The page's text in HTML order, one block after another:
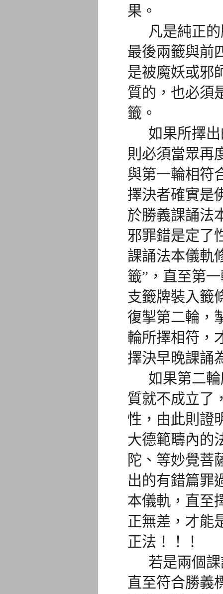
果。
凡是純正的
最後兩籤與前
是被魔妖或邪
質的， 也必須
籤。
如果所擇出
則必須當眾再
與第一輪相符
擇決者確實是
於勝義課誦法
邪罪錯是定了
課誦法本儀軌
籤”， 直至第
支籤牌裝入籤
復掣第二輪，
輪所擇相符，
擇決早晚課誦
如果第二輪
質就不成立了
性，由此則證
大德範疇內的
陀、等妙覺菩
出的有錯篇罪
本儀軌，直至
正無差， 才能
正法！！！
若是兩個課
直至符合勝義